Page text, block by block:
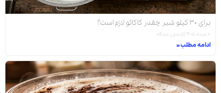
برای ۳۰ کیلو شیر چقدر کاکائو لازم است؟
۱۰ مرداد ۱۴۰۵ بدون دیدگاه
ادامه مطلب »